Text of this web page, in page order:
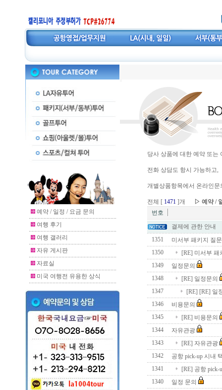
예약 / 일정 / 요금 문의
여행 후기
여행 갤러리
자유 게시판
자료실
미국 여행전 유용한 상식
당사 상품에 대한 예약 또는
전화 상담도 항시 가능하고,
개별상품항목에서 온라인문
전체 [ 1471 ]개
▷ 예약 /
번호
결제에 관한 안내
1351
미서부 패키지 질
1350
[RE] 미서부
1349
일정문의
1348
[RE] 일정문의
1347
[RE] [RE] 일
1346
비용문의
1345
[RE] 비용문의
1344
자유관광
1343
[RE] 자유관광
1342
공항 pick-up 시내
1341
[RE] 공항
1340
일정 문의